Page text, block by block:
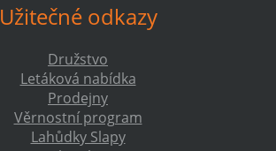
Užitečné odkazy
Družstvo
Letáková nabídka
Prodejny
Věrnostní program
Lahůdky Slapy